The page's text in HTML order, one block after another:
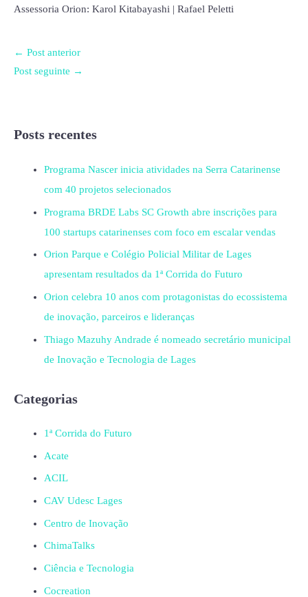
Assessoria Orion: Karol Kitabayashi | Rafael Peletti
← Post anterior
Post seguinte →
Posts recentes
Programa Nascer inicia atividades na Serra Catarinense
com 40 projetos selecionados
Programa BRDE Labs SC Growth abre inscrições para
100 startups catarinenses com foco em escalar vendas
Orion Parque e Colégio Policial Militar de Lages
apresentam resultados da 1ª Corrida do Futuro
Orion celebra 10 anos com protagonistas do ecossistema
de inovação, parceiros e lideranças
Thiago Mazuhy Andrade é nomeado secretário municipal
de Inovação e Tecnologia de Lages
Categorias
1ª Corrida do Futuro
Acate
ACIL
CAV Udesc Lages
Centro de Inovação
ChimaTalks
Ciência e Tecnologia
Cocreation